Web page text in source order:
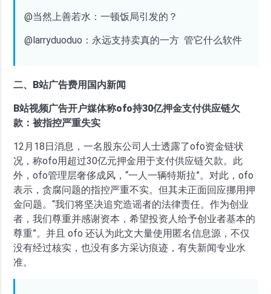
@当然上善若水：一顿饭局引发的？
@larryduoduo：永远支持卖真的一方 管它什么软件
二、B站广告费用国内新闻
B站视频广告开户媒体称ofo持30亿押金支付供应链欠
款：被指控严重失实
12月18日消息，一名股东公司人士透露了ofo资金链状
况，称ofo用超过30亿元押金用于支付供应链欠款。此
外，ofo管理层奢侈成风，“一人一辆特斯拉”。对此，ofo
表示，贪腐问题的指控严重不实。但其未正面回应挪用押
金问题。“我们将坚决追究造谣者的法律责任。作为创业
者，我们尊重并感谢资本，希望投资人给予创业者基本的
尊重”。并且 ofo 还认为此文大量使用匿名信息源，不仅
没有经过核实，也没有多方采访痕迹，有失新闻专业水
准。